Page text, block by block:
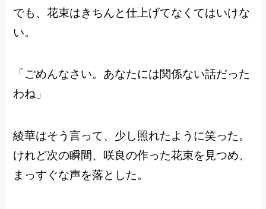
でも、花束はきちんと仕上げてなくてはいけな
い。
「ごめんなさい。あなたには関係ない話だった
わね」
綾華はそう言って、少し照れたように笑った。
けれど次の瞬間、咲良の作った花束を見つめ、
まっすぐな声を落とした。